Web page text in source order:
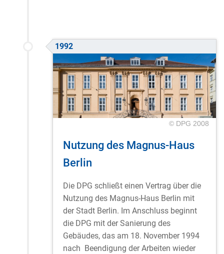
1992
© DPG 2008
Nutzung des Magnus-Haus
Berlin
Die DPG schließt einen Vertrag über die
Nutzung des Magnus-Haus Berlin mit
der Stadt Berlin. Im Anschluss beginnt
die DPG mit der Sanierung des
Gebäudes, das am 18. November 1994
nach Beendigung der Arbeiten wieder